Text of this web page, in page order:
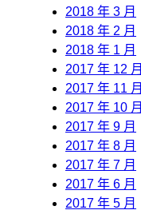
2018 年 3 月
2018 年 2 月
2018 年 1 月
2017 年 12 月
2017 年 11 月
2017 年 10 月
2017 年 9 月
2017 年 8 月
2017 年 7 月
2017 年 6 月
2017 年 5 月